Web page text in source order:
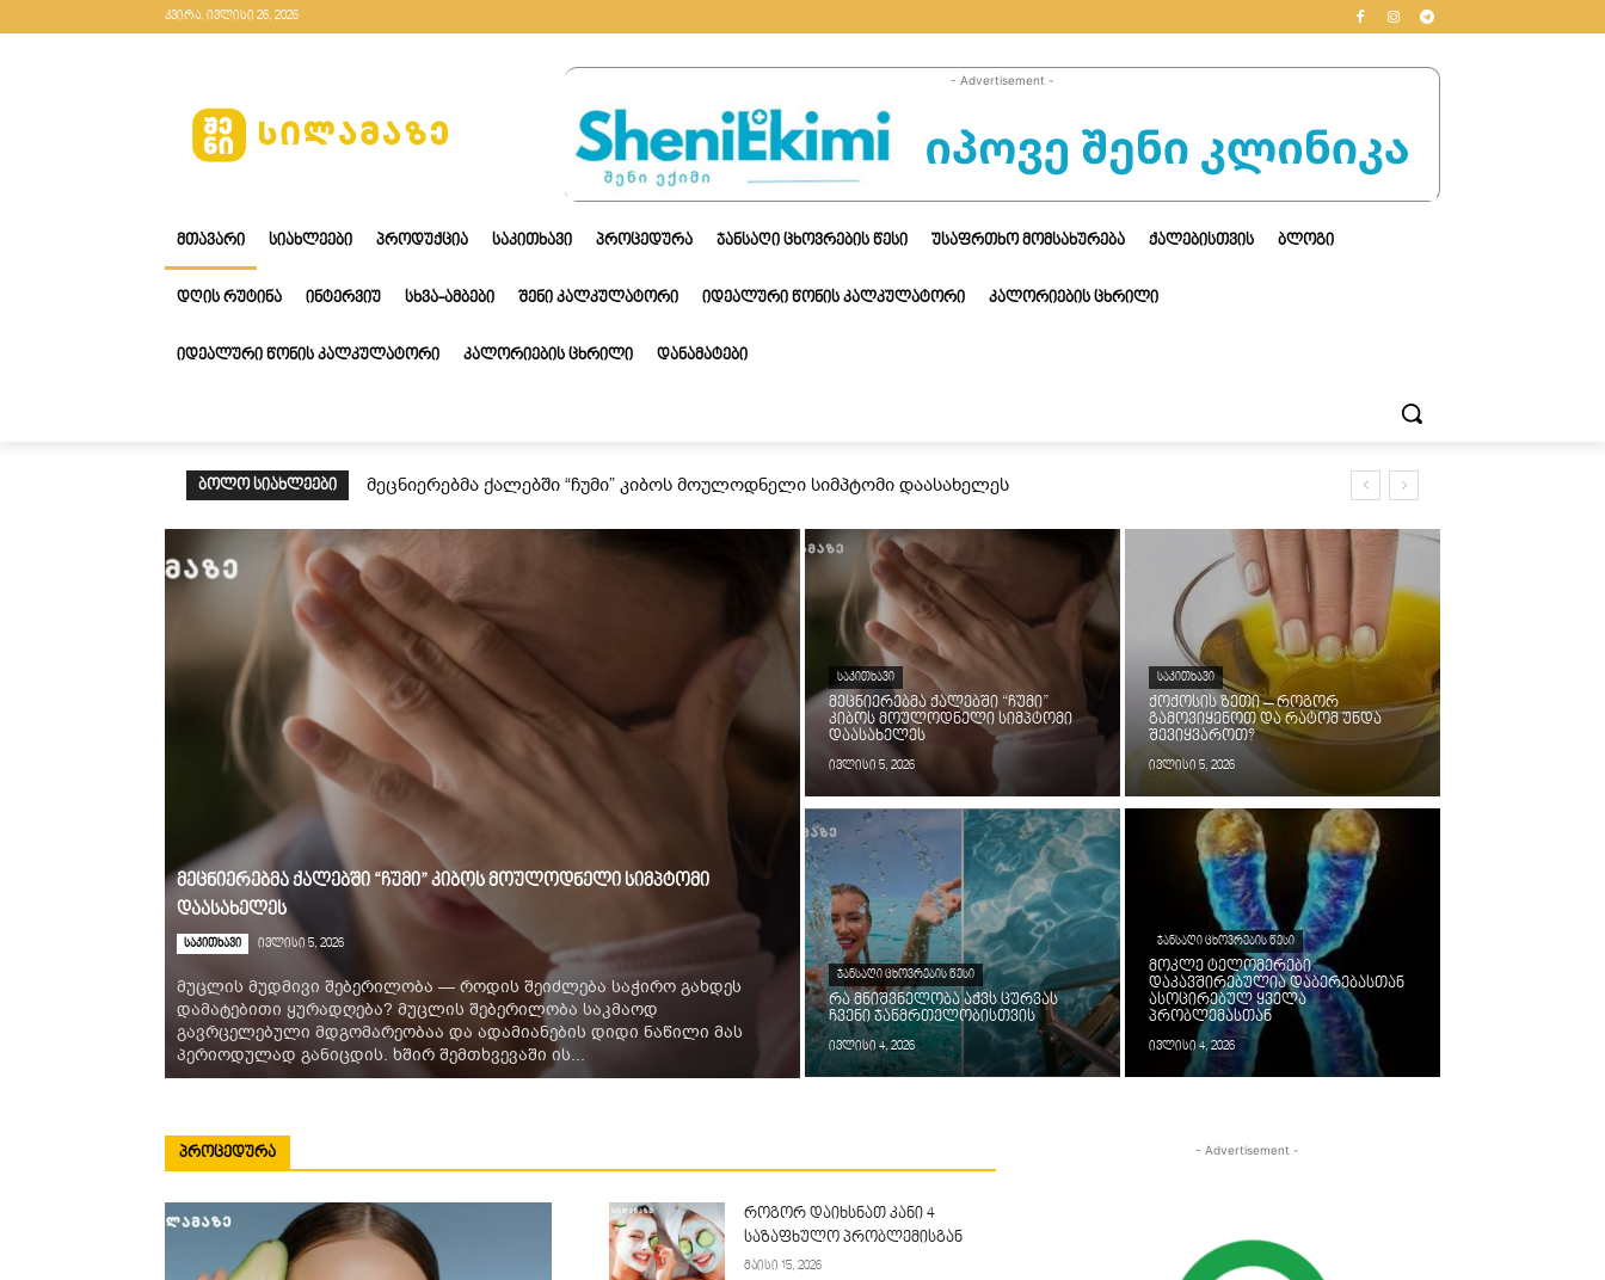
კვირა, ივლისი 26, 2026
- Advertisement -
ᲛᲗᲐᲕᲐᲠᲘ ᲡᲘᲐᲮᲚᲔᲔᲑᲘ ᲞᲠᲝᲓᲣᲥᲪᲘᲐ ᲡᲐᲙᲘᲗᲮᲐᲕᲘ ᲞᲠᲝᲪᲔᲓᲣᲠᲐ ᲯᲐᲜᲡᲐᲦᲘ ᲪᲮᲝᲕᲠᲔᲑᲘᲡ ᲬᲔᲡᲘ ᲣᲡᲐᲤᲠᲗᲮᲝ ᲛᲝᲛᲡᲐᲮᲣᲠᲔᲑᲐ ᲥᲐᲚᲔᲑᲘᲡᲗᲕᲘᲡ ᲑᲚᲝᲒᲘ
ᲓᲦᲘᲡ ᲠᲣᲢᲘᲜᲐ ᲘᲜᲢᲔᲠᲕᲘᲣ ᲡᲮᲕᲐ-ᲐᲛᲑᲔᲑᲘ ᲨᲔᲜᲘ ᲙᲐᲚᲙᲣᲚᲐᲢᲝᲠᲘ ᲘᲓᲔᲐᲚᲣᲠᲘ ᲬᲝᲜᲘᲡ ᲙᲐᲚᲙᲣᲚᲐᲢᲝᲠᲘ ᲙᲐᲚᲝᲠᲘᲔᲑᲘᲡ ᲪᲮᲠᲘᲚᲘ
ᲘᲓᲔᲐᲚᲣᲠᲘ ᲬᲝᲜᲘᲡ ᲙᲐᲚᲙᲣᲚᲐᲢᲝᲠᲘ ᲙᲐᲚᲝᲠᲘᲔᲑᲘᲡ ᲪᲮᲠᲘᲚᲘ ᲓᲐᲜᲐᲛᲐᲢᲔᲑᲘ
ᲑᲝᲚᲝ ᲡᲘᲐᲮᲚᲔᲔᲑᲘ მეცნიერებმა ქალებში “ჩუმი” კიბოს მოულოდნელი სიმპტომი დაასახელეს
მეცნიერებმა ქალებში “ჩუმი” კიბოს მოულოდნელი სიმპტომი
დაასახელეს
საკითხავი ივლისი 5, 2026
მუცლის მუდმივი შებერილობა — როდის შეიძლება საჭირო გახდეს
დამატებითი ყურადღება? მუცლის შებერილობა საკმაოდ
გავრცელებული მდგომარეობაა და ადამიანების დიდი ნაწილი მას
პერიოდულად განიცდის. ხშირ შემთხვევაში ის...
ᲡᲐᲙᲘᲗᲮᲐᲕᲘ
მეცნიერებმა ქალებში “ჩუმი”
კიბოს მოულოდნელი სიმპტომი
დაასახელეს
ივლისი 5, 2026
ᲡᲐᲙᲘᲗᲮᲐᲕᲘ
ქოქოსის ზეთი – როგორ
გამოვიყენოთ და რატომ უნდა
შევიყვაროთ?
ივლისი 5, 2026
ᲯᲐᲜᲡᲐᲦᲘ ᲪᲮᲝᲕᲠᲔᲑᲘᲡ ᲬᲔᲡᲘ
რა მნიშვნელობა აქვს ცურვას
ჩვენი ჯანმრთელობისთვის
ივლისი 4, 2026
ᲯᲐᲜᲡᲐᲦᲘ ᲪᲮᲝᲕᲠᲔᲑᲘᲡ ᲬᲔᲡᲘ
მოკლე ტელომერები
დაკავშირებულია დაბერებასთან
ასოცირებულ ყველა
პრობლემასთან
ივლისი 4, 2026
ᲞᲠᲝᲪᲔᲓᲣᲠᲐ
როგორ დაიხსნათ კანი 4
საზაფხულო პრობლემისგან
მაისი 15, 2026
- Advertisement -